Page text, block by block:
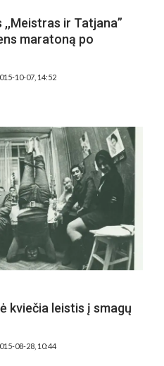
ir Tatjana”
maratoną po
10-07, 14:52
kviečia leistis į smagų
08-28, 10:44